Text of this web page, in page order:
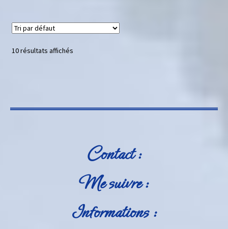
10 résultats affichés
Contact :
Me suivre :
Informations :